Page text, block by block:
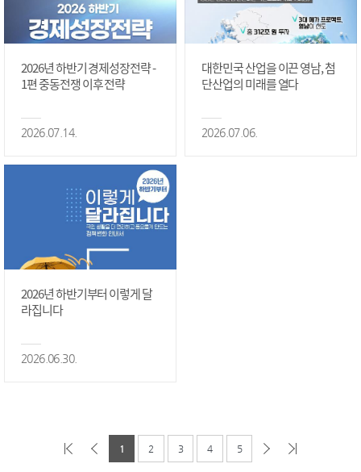
2026년 하반기 경제성장전략 -
1편 중동전쟁 이후 전략
2026.07.14.
대한민국 산업을 이끈 영남, 첨
단산업의 미래를 열다
2026.07.06.
2026년 하반기부터 이렇게 달
라집니다
2026.06.30.
1 2 3 4 5